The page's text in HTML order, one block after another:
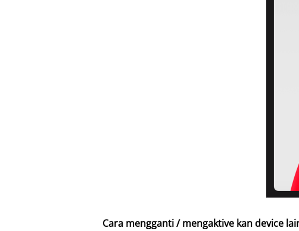
Cara mengganti / mengaktive kan device